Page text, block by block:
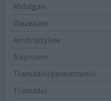
Midalgan
Diazepam
Amitriptyline
Naproxen
Tramadol/paracetamol
Tramadol